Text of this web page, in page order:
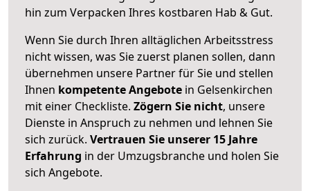
hin zum Verpacken Ihres kostbaren Hab & Gut.
Wenn Sie durch Ihren alltäglichen Arbeitsstress
nicht wissen, was Sie zuerst planen sollen, dann
übernehmen unsere Partner für Sie und stellen
Ihnen kompetente Angebote in Gelsenkirchen
mit einer Checkliste. Zögern Sie nicht, unsere
Dienste in Anspruch zu nehmen und lehnen Sie
sich zurück. Vertrauen Sie unserer 15 Jahre
Erfahrung in der Umzugsbranche und holen Sie
sich Angebote.